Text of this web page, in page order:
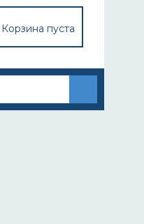
Корзина пуста